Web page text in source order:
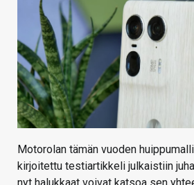
VAIHDA TEEMA
HAKU
Motorolan tämän vuoden
kirjoitettu testiartikkeli julkaistiin
nyt halukkaat voivat katsoa sen